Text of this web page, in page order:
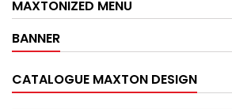
MAXTONIZED MENU
BANNER
CATALOGUE MAXTON DESIGN